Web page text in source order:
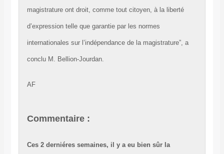
magistrature ont droit, comme tout citoyen, à la liberté
d’expression telle que garantie par les normes
internationales sur l’indépendance de la magistrature”, a
conclu M. Bellion-Jourdan.
AF
Commentaire :
Ces 2 derniéres semaines, il y a eu bien sûr la